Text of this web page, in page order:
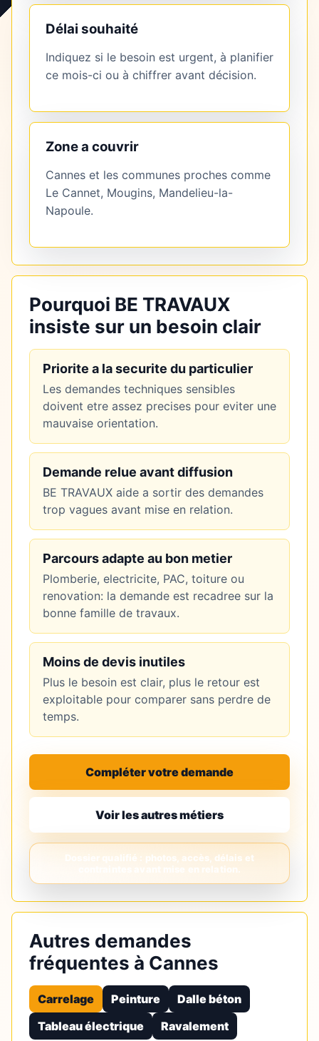
Délai souhaité
Indiquez si le besoin est urgent, à planifier
ce mois-ci ou à chiffrer avant décision.
Zone a couvrir
Cannes et les communes proches comme
Le Cannet, Mougins, Mandelieu-la-
Napoule.
Pourquoi BE TRAVAUX
insiste sur un besoin clair
Priorite a la securite du particulier
Les demandes techniques sensibles
doivent etre assez precises pour eviter une
mauvaise orientation.
Demande relue avant diffusion
BE TRAVAUX aide a sortir des demandes
trop vagues avant mise en relation.
Parcours adapte au bon metier
Plomberie, electricite, PAC, toiture ou
renovation: la demande est recadree sur la
bonne famille de travaux.
Moins de devis inutiles
Plus le besoin est clair, plus le retour est
exploitable pour comparer sans perdre de
temps.
Compléter votre demande
Voir les autres métiers
Autres demandes
fréquentes à Cannes
Carrelage Peinture
Dalle béton
Tableau électrique
Ravalement